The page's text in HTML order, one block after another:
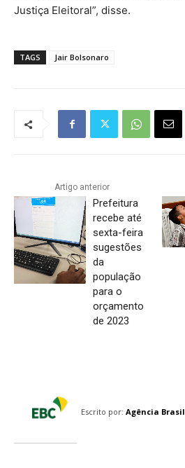
Justiça Eleitoral”, disse.
TAGS Jair Bolsonaro
Artigo anterior
Prefeitura
recebe até
sexta-feira
sugestões
da
população
para o
orçamento
de 2023
Escrito por: Agência Brasil